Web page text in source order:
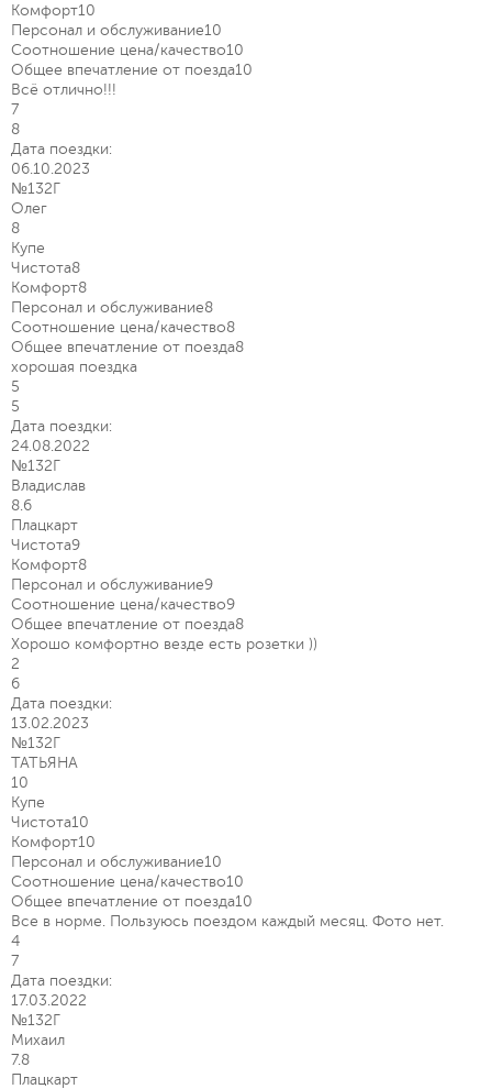
Комфорт10
Персонал и обслуживание10
Соотношение цена/качество10
Общее впечатление от поезда10
Всё отлично!!!
7
8
Дата поездки:
06.10.2023
№132Г
Олег
8
Купе
Чистота8
Комфорт8
Персонал и обслуживание8
Соотношение цена/качество8
Общее впечатление от поезда8
хорошая поездка
5
5
Дата поездки:
24.08.2022
№132Г
Владислав
8.6
Плацкарт
Чистота9
Комфорт8
Персонал и обслуживание9
Соотношение цена/качество9
Общее впечатление от поезда8
Хорошо комфортно везде есть розетки ))
2
6
Дата поездки:
13.02.2023
№132Г
ТАТЬЯНА
10
Купе
Чистота10
Комфорт10
Персонал и обслуживание10
Соотношение цена/качество10
Общее впечатление от поезда10
Все в норме. Пользуюсь поездом каждый месяц. Фото нет.
4
7
Дата поездки:
17.03.2022
№132Г
Михаил
7.8
Плацкарт